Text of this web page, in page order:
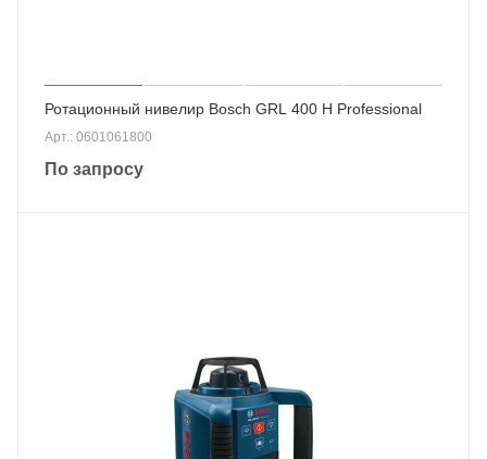
Ротационный нивелир Bosch GRL 400 H Professional
Арт.: 0601061800
По запросу